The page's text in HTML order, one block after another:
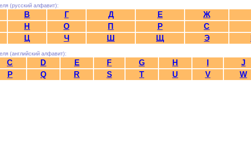
(русский алфавит):
В Г Д Е Ж
Н О П Р С
Ц Ч Ш Щ Э
(английский алфавит):
C D E F G H J
P Q R S T U V W